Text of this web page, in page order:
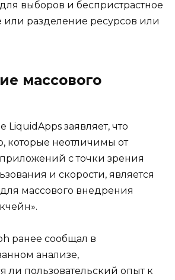
выборов и беспристрастное
разделение ресурсов или
массового
LiquidApps заявляет, что
которые неотличимы от
с точки зрения
и скорости, является
массового внедрения
ранее сообщал в
анализе,
ли пользовательский опыт к